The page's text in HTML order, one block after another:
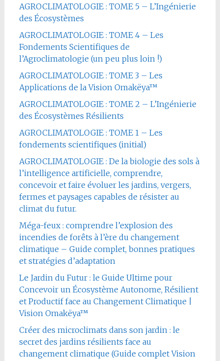
AGROCLIMATOLOGIE : TOME 5 – L’Ingénierie
des Écosystèmes
AGROCLIMATOLOGIE : TOME 4 – Les
Fondements Scientifiques de
l’Agroclimatologie (un peu plus loin !)
AGROCLIMATOLOGIE : TOME 3 – Les
Applications de la Vision Omakëya™
AGROCLIMATOLOGIE : TOME 2 – L’Ingénierie
des Écosystèmes Résilients
AGROCLIMATOLOGIE : TOME 1 – Les
fondements scientifiques (initial)
AGROCLIMATOLOGIE : De la biologie des sols à
l’intelligence artificielle, comprendre,
concevoir et faire évoluer les jardins, vergers,
fermes et paysages capables de résister au
climat du futur.
Méga-feux : comprendre l’explosion des
incendies de forêts à l’ère du changement
climatique – Guide complet, bonnes pratiques
et stratégies d’adaptation
Le Jardin du Futur : le Guide Ultime pour
Concevoir un Écosystème Autonome, Résilient
et Productif face au Changement Climatique |
Vision Omakëya™
Créer des microclimats dans son jardin : le
secret des jardins résilients face au
changement climatique (Guide complet Vision